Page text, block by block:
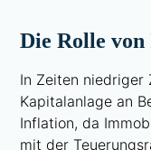
Die Rolle
In Zeiten niedriger
Kapitalanlage an
Inflation, da
mit der